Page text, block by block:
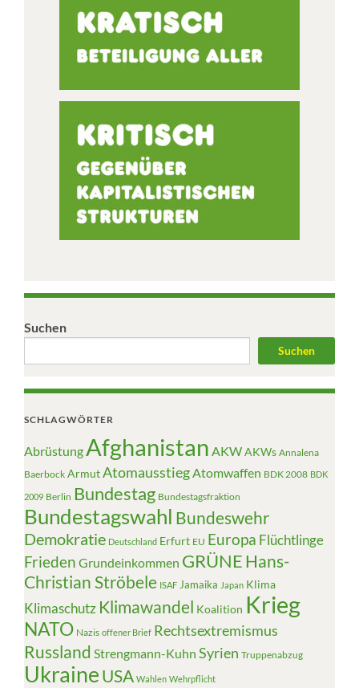
Suchen
Suchen
SCHLAGWÖRTER
Abrüstung Afghanistan AKWAKWs Annalena
Baerbock ArmutAtomausstiegAtomwaffen BDK 2008 BDK
2009 Berlin Bundestag Bundestagsfraktion
Bundestagswahl Bundeswehr
Demokratie Deutschland Erfurt EU Europa Flüchtlinge
Frieden Grundeinkommen GRÜNE Hans-
Christian Ströbele ISAF Jamaika Japan Klima
Klimaschutz Klimawandel Koalition Krieg
NATO Nazis offener Brief Rechtsextremismus
Russland Strengmann-Kuhn Syrien Truppenabzug
UkraineUSA Wahlen Wehrpflicht